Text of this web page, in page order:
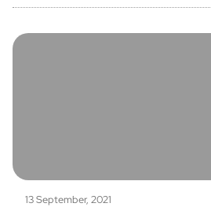
13 September, 2021